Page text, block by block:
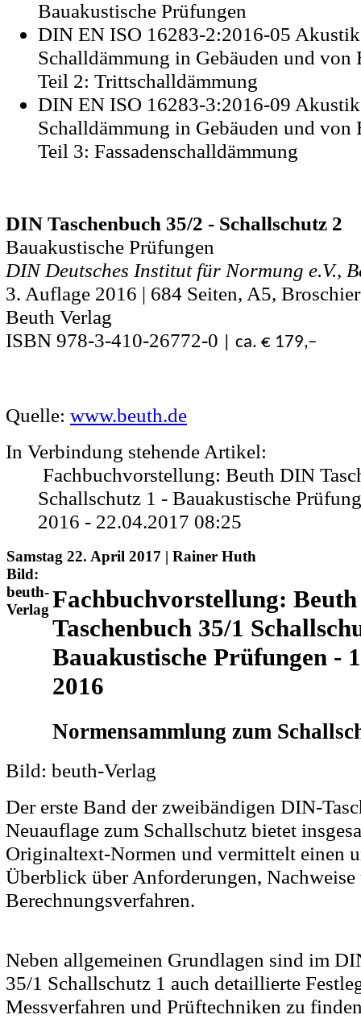
Bauakustische Prüfungen
DIN EN ISO 16283-2:2016-05
Schalldämmung in Gebäuden und von
Teil 2: Trittschalldämmung
DIN EN ISO 16283-3:2016-09
Schalldämmung in Gebäuden und von
Teil 3: Fassadenschalldämmung
DIN Taschenbuch 35/2 - Schallschutz 2
Bauakustische Prüfungen
DIN Deutsches Institut für Normung e.V.,
3. Auflage 2016 | 684 Seiten, A5,
Beuth Verlag
ISBN 978-3-410-26772-0 | ca. € 179,–
Quelle: www.beuth.de
In Verbindung stehende Artikel:
Fachbuchvorstellung: Beuth DIN
Schallschutz 1 - Bauakustische
2016 - 22.04.2017 08:25
Samstag 22. April 2017 | Rainer Huth
Bild:
beuth-
VerlagFachbuchvorstellung:
Taschenbuch 35/1
Bauakustische Prüfungen -
2016
Normensammlung zum
Bild: beuth-Verlag
Der erste Band der zweibändigen DIN-
Neuauflage zum Schallschutz bietet
Originaltext-Normen und vermittelt einen
Überblick über Anforderungen, Nachweise
Berechnungsverfahren.
Neben allgemeinen Grundlagen sind im
35/1 Schallschutz 1 auch detaillierte
Messverfahren und Prüftechniken zu